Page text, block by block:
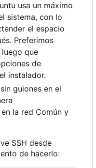
usa un máximo
sistema, con lo
el espacio
Preferimos
luego que
de
instalador.
sin guiones en el
la red Común y
SSH desde
de hacerlo: